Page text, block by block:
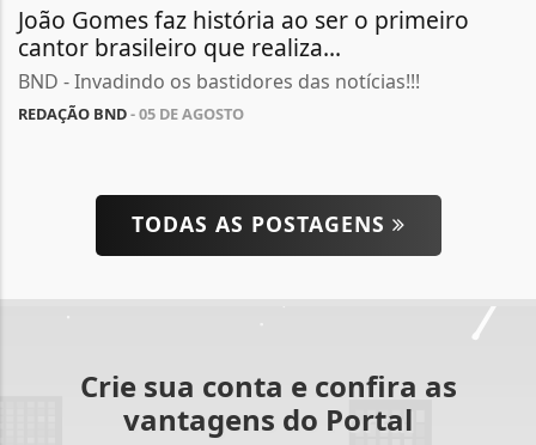
João Gomes faz história ao ser o primeiro
cantor brasileiro que realiza...
BND - Invadindo os bastidores das notícias!!!
REDAÇÃO BND- 05 DE AGOSTO
TODAS AS POSTAGENS
Crie sua conta e confira as
vantagens do Portal